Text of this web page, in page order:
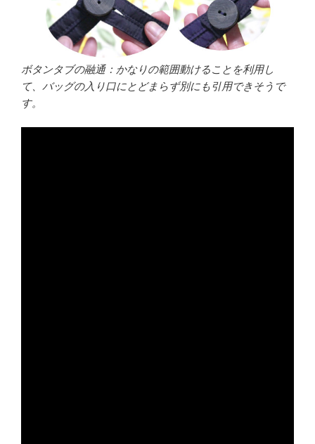
ボタンタブの融通：かなりの範囲動けることを利用し
て、バッグの入り口にとどまらず別にも引用できそうで
す。